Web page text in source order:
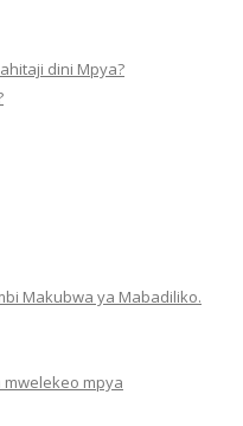
dini Mpya?
Makubwa ya Mabadiliko.
mpya